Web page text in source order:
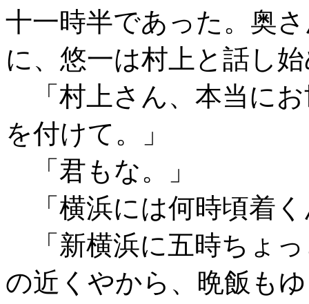
十一時半であった。奥
に、悠一は村上と話し
「村上さん、本当に
を付けて。」
「君もな。」
「横浜には何時頃着
「新横浜に五時ちょ
の近くやから、晩飯も